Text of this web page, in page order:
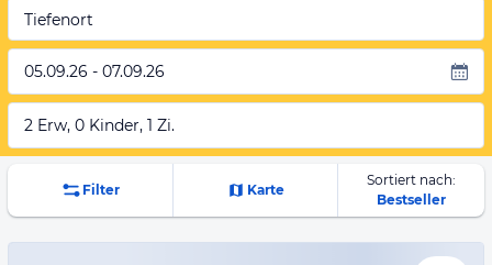
Tiefenort
05.09.26 - 07.09.26
2 Erw, 0 Kinder, 1 Zi.
Filter Karte
Sortiert nach:
Bestseller